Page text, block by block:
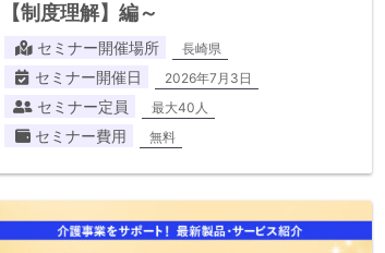
【制度理解】編～
セミナー開催場所 長崎県
セミナー開催日 2026年7月3日
セミナー定員 最大40人
セミナー費用 無料